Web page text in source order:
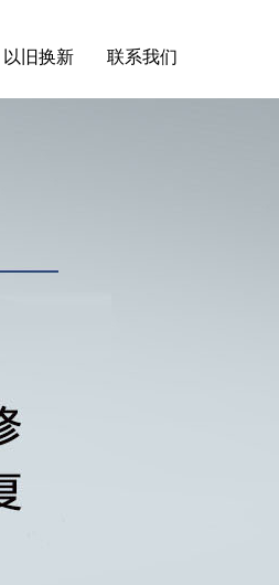
以旧换新 联系我们